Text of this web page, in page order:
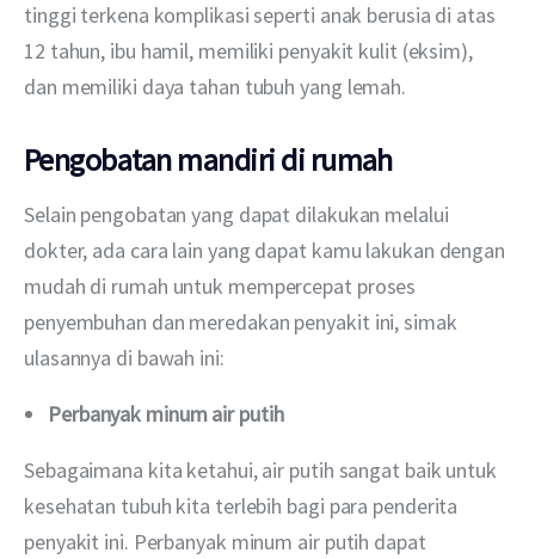
tinggi terkena komplikasi seperti anak berusia di atas
12 tahun, ibu hamil, memiliki penyakit kulit (eksim),
dan memiliki daya tahan tubuh yang lemah.
Pengobatan mandiri di rumah
Selain pengobatan yang dapat dilakukan melalui
dokter, ada cara lain yang dapat kamu lakukan dengan
mudah di rumah untuk mempercepat proses
penyembuhan dan meredakan penyakit ini, simak
ulasannya di bawah ini:
Perbanyak minum air putih
Sebagaimana kita ketahui, air putih sangat baik untuk
kesehatan tubuh kita terlebih bagi para penderita
penyakit ini. Perbanyak minum air putih dapat